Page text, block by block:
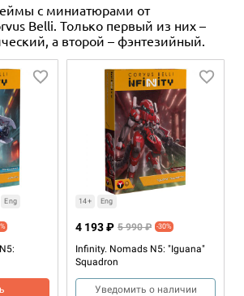
30-45 10+
Роскошь
10 отзывов
3 990 ₽
Купить
с миниатюрами от
Belli. Только первый из них –
а второй – фэнтезийный.
Eng 14+ Eng
Infinity. Nomads N5: "Iguana"
Squadron
4 193 ₽ 5 990 ₽ -30%
Уведомить о наличии